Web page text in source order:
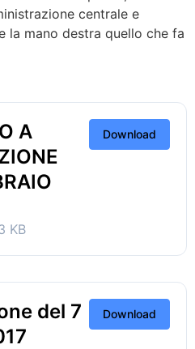
centrale e
la mano destra quello che fa
A
KB
Download
del 7
Download